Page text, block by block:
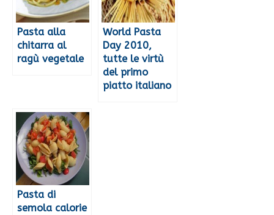
Pasta alla
chitarra al
ragù vegetale
World Pasta
Day 2010,
tutte le virtù
del primo
piatto italiano
Pasta di
semola calorie